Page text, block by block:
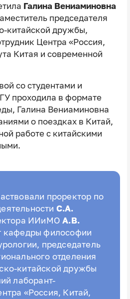
Галина Вениаминовна
председателя
китайской дружбы,
Центра «Россия,
Китая и современной
со студентами и
проходила в формате
Галина Вениаминовна
о поездках в Китай,
работе с китайскими
проректор по
С.А.
ИИиМОА.В.
кафедры философии
председатель
отделения
китайской дружбы
лаборант-
«Россия, Китай,